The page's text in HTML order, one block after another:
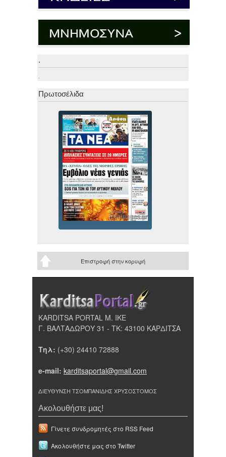
.
.
Πρωτοσέλιδα
Επιστροφή στην κορυφή
KARDITSA PORTAL Μ. ΙΚΕ
Γ. ΒΑΛΤΑΔΩΡΟΥ 31 - ΤΚ: 43100 ΚΑΡΔΙΤΣΑ
Τηλ: (+30) 24410 72888
e-mail: karditsaportal@gmail.com
ΔΙΕΥΘΥΝΣΗ ΤΣΟΜΠΑΝΙΔΗΣ ΧΡΥΣΟΣΤΟΜΟΣ
Ακολουθήστε μας!
Γίνετε συνδρομητές στο RSS Feed
Ακολουθήστε μας στο Twitter